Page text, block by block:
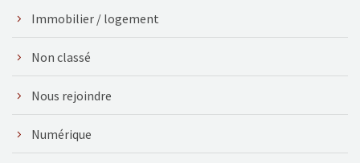
Immobilier / logement
Non classé
Nous rejoindre
Numérique